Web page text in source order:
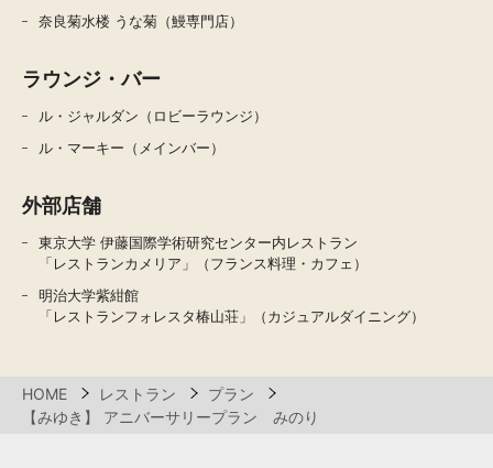
奈良菊水楼 うな菊（鰻専門店）
ラウンジ・バー
ル・ジャルダン（ロビーラウンジ）
ル・マーキー（メインバー）
外部店舗
東京大学 伊藤国際学術研究センター内レストラン
「レストランカメリア」（フランス料理・カフェ）
明治大学紫紺館
「レストランフォレスタ椿山荘」（カジュアルダイニング）
HOME レストラン
プラン
【みゆき】 アニバーサリープラン みのり